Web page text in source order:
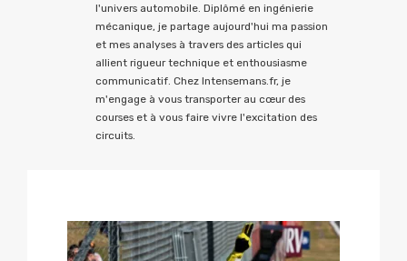
l'univers automobile. Diplômé en ingénierie
mécanique, je partage aujourd'hui ma passion
et mes analyses à travers des articles qui
allient rigueur technique et enthousiasme
communicatif. Chez Intensemans.fr, je
m'engage à vous transporter au cœur des
courses et à vous faire vivre l'excitation des
circuits.